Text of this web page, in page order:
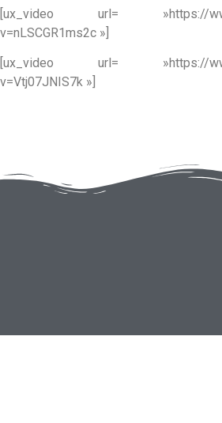
[ux_video url= »https://
v=nLSCGR1ms2c »]
[ux_video url= »https://
v=Vtj07JNIS7k »]